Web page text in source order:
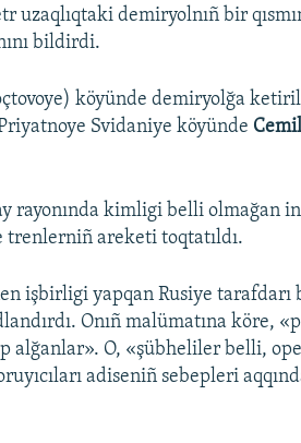
uzaqlıqtaki demiryolnıñ bir
bildirdi.
köyünde demiryolğa
Svidaniye köyünde
rayonında kimligi belli olmağan
areketi toqtatıldı.
işbirligi yapqan Rusiye
Onıñ malümatına köre,
alğanlar». O, «şübheliler belli,
adiseniñ sebepleri